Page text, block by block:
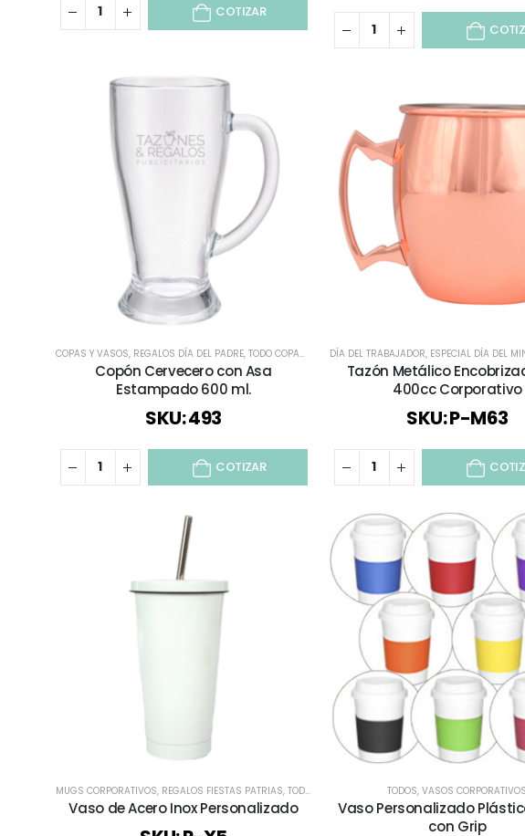
COTIZAR
COPAS Y VASOS, REGALOS DÍA DEL PADRE, TODO COPAS Y VASOS ,TODOS,VASOS CORPORATIVOS ,
Copón Cervecero con Asa
Estampado 600 ml.
SKU: 493
COTIZAR
DÍA DEL TRABAJADOR, ESPECIAL DÍA DEL
Tazón Metálico
400cc Corporativo
SKU: P-M63
MUGS CORPORATIVOS, REGALOS FIESTAS PATRIAS, TODOS VASOS CORPORATIVOS,VIAJES Y VACACIONES
Vaso de Acero Inox Personalizado
TODOS,VASOS CORPORATIVOS
Vaso Personalizado
con Grip